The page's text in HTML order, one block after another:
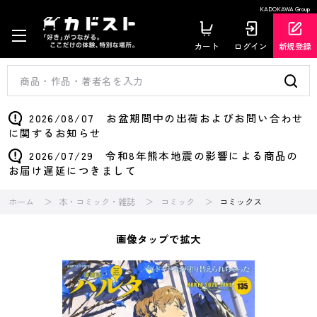
KADOKAWA Group
カート ログイン 新規登録
2026/08/07 お盆期間中の出荷およびお問い合わせ
に関するお知らせ
2026/07/29 令和8年熊本地震の影響による商品の
お届け遅延につきまして
ホーム 本・コミック・雑誌 コミック コミックス
画像タップで拡大